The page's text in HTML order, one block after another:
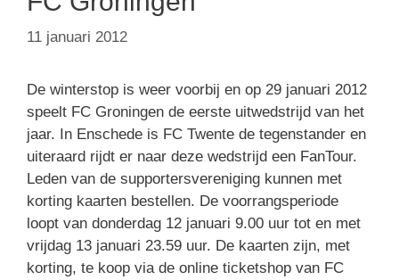
11 januari 2012
De winterstop is weer voorbij en op 29 januari 2012
speelt FC Groningen de eerste uitwedstrijd van het
jaar. In Enschede is FC Twente de tegenstander en
uiteraard rijdt er naar deze wedstrijd een FanTour.
Leden van de supportersvereniging kunnen met
korting kaarten bestellen. De voorrangsperiode
loopt van donderdag 12 januari 9.00 uur tot en met
vrijdag 13 januari 23.59 uur. De kaarten zijn, met
korting, te koop via de online ticketshop van FC